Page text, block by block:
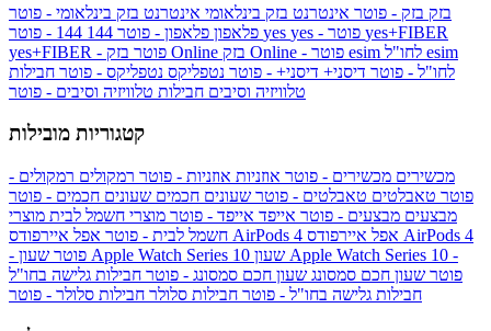
בזק בזק - פוטר אינטרנט בזק בינלאומי אינטרנט בזק בינלאומי - פוטר
פלאפון פלאפון - פוטר 144 yes
yes+FIBER
yes+FIBER - פוטר בזק Online
esim
לחו"ל - פוטר דיסני+ דיסני+ - פוטר נטפליקס נטפליקס - פוטר חבילות
טלוויזיה וסיבים חבילות טלוויזיה וסיבים - פוטר
קטגוריות מובילות
מכשירים מכשירים - פוטר אוזניות אוזניות - פוטר רמקולים רמקולים -
פוטר טאבלטים טאבלטים - פוטר שעונים חכמים שעונים חכמים - פוטר
מבצעים מבצעים - פוטר אייפד אייפד - פוטר מוצרי חשמל לבית מוצרי
חשמל לבית - פוטר אפל איירפודס AirPods 4 אפל איירפודס AirPods 4
- פוטר שעון Apple Watch Series 10 שעון Apple Watch Series 10 -
פוטר שעון חכם סמסונג שעון חכם סמסונג - פוטר חבילות גלישה בחו"ל
חבילות גלישה בחו"ל - פוטר חבילות סלולר חבילות סלולר - פוטר